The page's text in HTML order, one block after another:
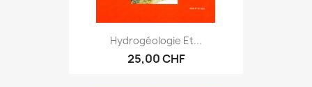
Hydrogéologie Et...
25,00 CHF